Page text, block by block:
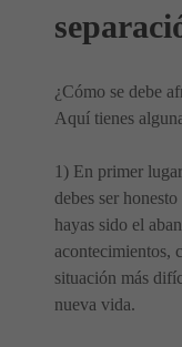
¿Cómo se debe
Aquí tienes
1) En primer
debes ser
hayas sido el
acontecimientos,
situación más
nueva vida.